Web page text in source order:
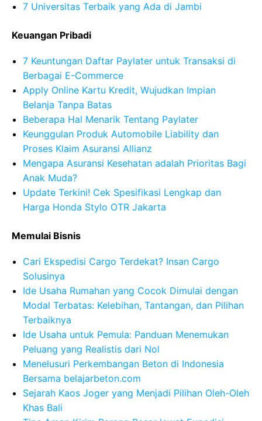
7 Universitas Terbaik yang Ada di Jambi
Keuangan Pribadi
7 Keuntungan Daftar Paylater untuk Transaksi di
Berbagai E-Commerce
Apply Online Kartu Kredit, Wujudkan Impian
Belanja Tanpa Batas
Beberapa Hal Menarik Tentang Paylater
Keunggulan Produk Automobile Liability dan
Proses Klaim Asuransi Allianz
Mengapa Asuransi Kesehatan adalah Prioritas Bagi
Anak Muda?
Update Terkini! Cek Spesifikasi Lengkap dan
Harga Honda Stylo OTR Jakarta
Memulai Bisnis
Cari Ekspedisi Cargo Terdekat? Insan Cargo
Solusinya
Ide Usaha Rumahan yang Cocok Dimulai dengan
Modal Terbatas: Kelebihan, Tantangan, dan Pilihan
Terbaiknya
Ide Usaha untuk Pemula: Panduan Menemukan
Peluang yang Realistis dari Nol
Menelusuri Perkembangan Beton di Indonesia
Bersama belajarbeton.com
Sejarah Kaos Joger yang Menjadi Pilihan Oleh-Oleh
Khas Bali